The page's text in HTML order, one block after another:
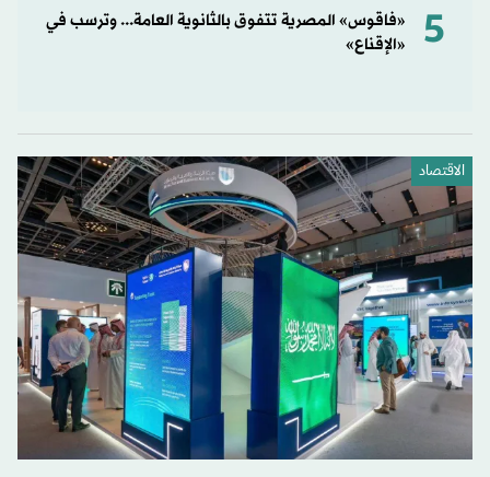
5
«فاقوس» المصرية تتفوق بالثانوية العامة... وترسب في
«الإقناع»
الاقتصاد